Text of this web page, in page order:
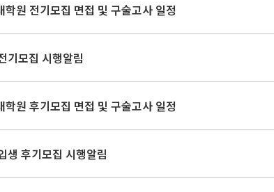
원 전기모집 면접 및 구술고사 일정
기모집 시행알림
원 후기모집 면접 및 구술고사 일정
생 후기모집 시행알림